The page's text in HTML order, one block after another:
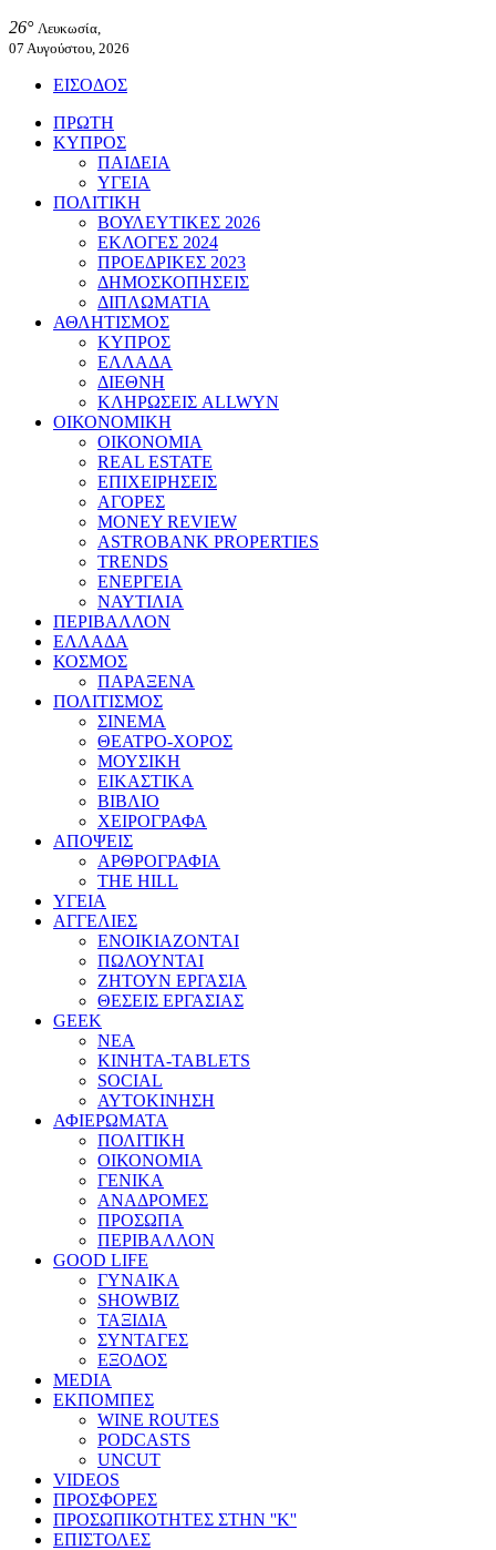
26° Λευκωσία,
07 Αυγούστου, 2026
ΕΙΣΟΔΟΣ
ΠΡΩΤΗ
ΚΥΠΡΟΣ
ΠΑΙΔΕΙΑ
ΥΓΕΙΑ
ΠΟΛΙΤΙΚΗ
ΒΟΥΛΕΥΤΙΚΕΣ 2026
ΕΚΛΟΓΕΣ 2024
ΠΡΟΕΔΡΙΚΕΣ 2023
ΔΗΜΟΣΚΟΠΗΣΕΙΣ
ΔΙΠΛΩΜΑΤΙΑ
ΑΘΛΗΤΙΣΜΟΣ
ΚΥΠΡΟΣ
ΕΛΛΑΔΑ
ΔΙΕΘΝΗ
ΚΛΗΡΩΣΕΙΣ ALLWYN
ΟΙΚΟΝΟΜΙΚΗ
ΟΙΚΟΝΟΜΙΑ
REAL ESTATE
ΕΠΙΧΕΙΡΗΣΕΙΣ
ΑΓΟΡΕΣ
MONEY REVIEW
ASTROBANK PROPERTIES
TRENDS
ΕΝΕΡΓΕΙΑ
ΝΑΥΤΙΛΙΑ
ΠΕΡΙΒΑΛΛΟΝ
ΕΛΛΑΔΑ
ΚΟΣΜΟΣ
ΠΑΡΑΞΕΝΑ
ΠΟΛΙΤΙΣΜΟΣ
ΣΙΝΕΜΑ
ΘΕΑΤΡΟ-ΧΟΡΟΣ
ΜΟΥΣΙΚΗ
ΕΙΚΑΣΤΙΚΑ
ΒΙΒΛΙΟ
ΧΕΙΡΟΓΡΑΦΑ
ΑΠΟΨΕΙΣ
ΑΡΘΡΟΓΡΑΦΙΑ
THE HILL
ΥΓΕΙΑ
ΑΓΓΕΛΙΕΣ
ΕΝΟΙΚΙΑΖΟΝΤΑΙ
ΠΩΛΟΥΝΤΑΙ
ΖΗΤΟΥΝ ΕΡΓΑΣΙΑ
ΘΕΣΕΙΣ ΕΡΓΑΣΙΑΣ
GEEK
ΝΕΑ
ΚΙΝΗΤΑ-TABLETS
SOCIAL
ΑΥΤΟΚΙΝΗΣΗ
ΑΦΙΕΡΩΜΑΤΑ
ΠΟΛΙΤΙΚΗ
ΟΙΚΟΝΟΜΙΑ
ΓΕΝΙΚΑ
ΑΝΑΔΡΟΜΕΣ
ΠΡΟΣΩΠΑ
ΠΕΡΙΒΑΛΛΟΝ
GOOD LIFE
ΓΥΝΑΙΚΑ
SHOWBIZ
ΤΑΞΙΔΙΑ
ΣΥΝΤΑΓΕΣ
ΕΞΟΔΟΣ
MEDIA
ΕΚΠΟΜΠΕΣ
WINE ROUTES
PODCASTS
UNCUT
VIDEOS
ΠΡΟΣΦΟΡΕΣ
ΠΡΟΣΩΠΙΚΟΤΗΤΕΣ ΣΤΗΝ ''Κ''
ΕΠΙΣΤΟΛΕΣ